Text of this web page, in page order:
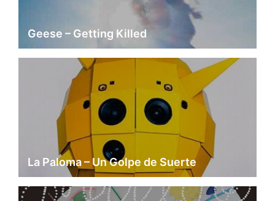
Geese – Getting Killed
La Paloma – Un Golpe de Suerte